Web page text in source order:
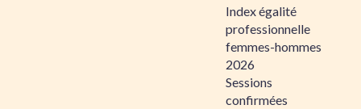
Index égalité
professionnelle
femmes-hommes
2026
Sessions
confirmées